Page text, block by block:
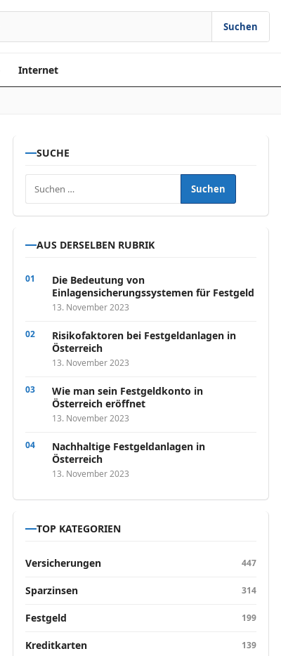
Suchen
Internet
SUCHE
Suchen nach:
AUS DERSELBEN RUBRIK
Die Bedeutung von
Einlagensicherungssystemen für Festgeld
13. November 2023
Risikofaktoren bei Festgeldanlagen in
Österreich
13. November 2023
Wie man sein Festgeldkonto in
Österreich eröffnet
13. November 2023
Nachhaltige Festgeldanlagen in
Österreich
13. November 2023
TOP KATEGORIEN
Versicherungen 447
Sparzinsen 314
Festgeld 199
Kreditkarten 139